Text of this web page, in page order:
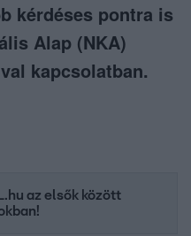
kérdéses pontra is
Alap (NKA)
kapcsolatban.
az elsők között